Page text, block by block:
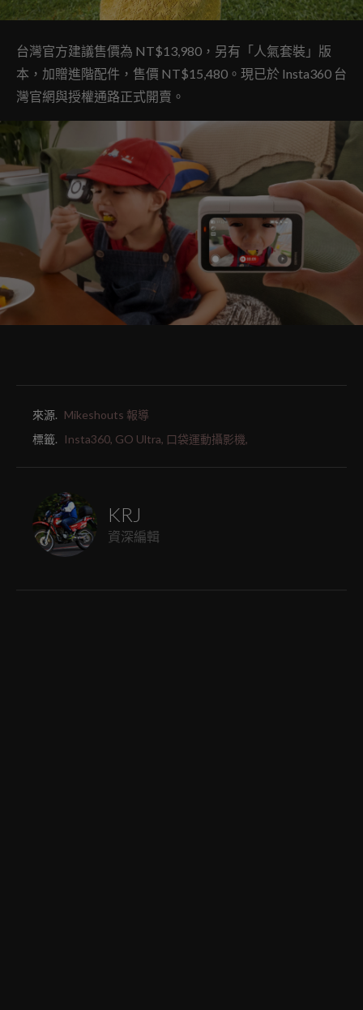
台灣官方建議售價為 NT$13,980，另有「人氣套裝」版
本，加贈進階配件，售價 NT$15,480。現已於 Insta360 台
灣官網與授權通路正式開賣。
來源. Mikeshouts 報導
標籤.
Insta360, GO Ultra, 口袋運動攝影機,
KRJ
資深編輯